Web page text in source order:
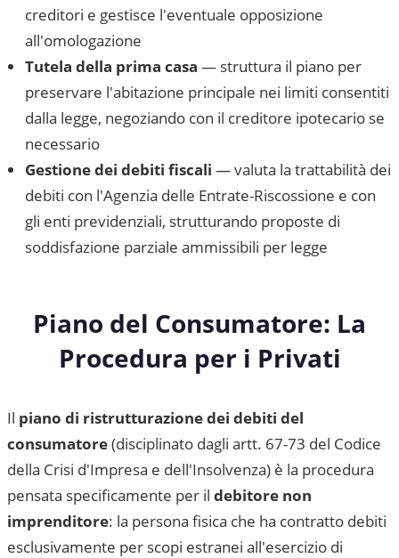
creditori e gestisce l'eventuale opposizione
all'omologazione
Tutela della prima casa — struttura il piano per
preservare l'abitazione principale nei limiti consentiti
dalla legge, negoziando con il creditore ipotecario se
necessario
Gestione dei debiti fiscali — valuta la trattabilità dei
debiti con l'Agenzia delle Entrate-Riscossione e con
gli enti previdenziali, strutturando proposte di
soddisfazione parziale ammissibili per legge
Piano del Consumatore: La
Procedura per i Privati
Il piano di ristrutturazione dei debiti del
consumatore(disciplinato dagli artt. 67-73 del Codice
della Crisi d'Impresa e dell'Insolvenza) è la procedura
pensata specificamente per il debitore non
imprenditore: la persona fisica che ha contratto debiti
esclusivamente per scopi estranei all'esercizio di